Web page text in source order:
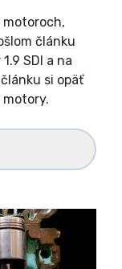
článku
SDI a na
si opäť